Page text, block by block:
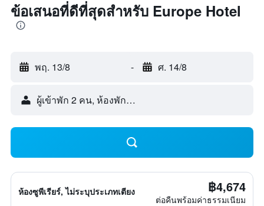
ข้อเสนอที่ดีที่สุดสำหรับ Europe Hotel
พฤ. 13/8 - ศ. 14/8
ผู้เข้าพัก 2 คน, ห้องพัก 1 ห้อง
ห้องซูพีเรียร์, ไม่ระบุประเภทเตียง ฿4,674
ต่อคืนพร้อมค่าธรรมเนียม